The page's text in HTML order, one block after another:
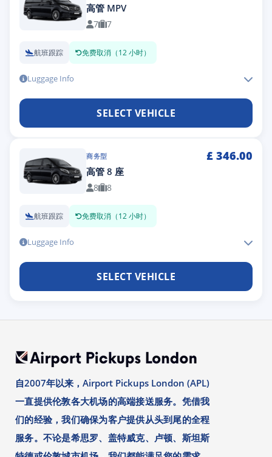
高管 MPV
7 7
航班跟踪 免费取消（12 小时）
Luggage Info
SELECT VEHICLE
商务型 £ 346.00
高管 8 座
8 8
航班跟踪 免费取消（12 小时）
Luggage Info
SELECT VEHICLE
自2007年以来，Airport Pickups London (APL)
一直提供伦敦各大机场的高端接送服务。凭借我
们的经验，我们确保为客户提供从头到尾的全程
服务。不论是希思罗、盖特威克、卢顿、斯坦斯